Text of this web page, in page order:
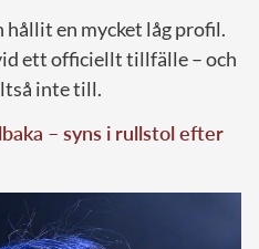
hållit en mycket låg profil.
ett officiellt tillfälle – och
inte till.
– syns i rullstol efter